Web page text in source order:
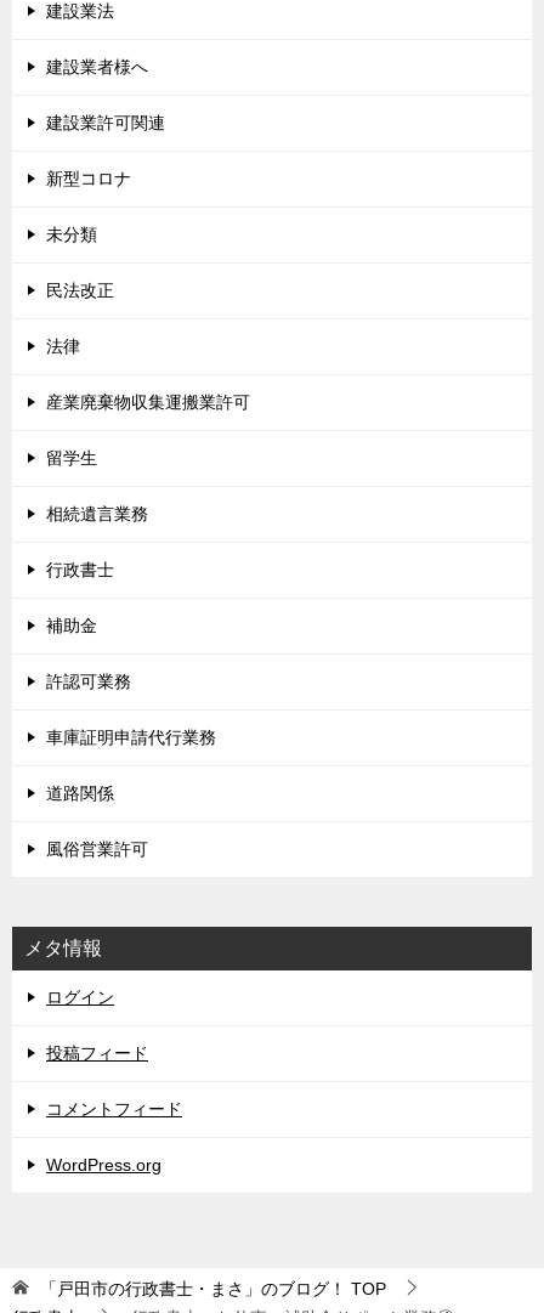
建設業法
建設業者様へ
建設業許可関連
新型コロナ
未分類
民法改正
法律
産業廃棄物収集運搬業許可
留学生
相続遺言業務
行政書士
補助金
許認可業務
車庫証明申請代行業務
道路関係
風俗営業許可
メタ情報
ログイン
投稿フィード
コメントフィード
WordPress.org
「戸田市の行政書士・まさ」のブログ！
TOP